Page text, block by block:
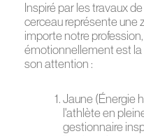
Inspiré par les travaux
cerceau représente une
importe notre
émotionnellement est la
son attention :
Jaune (Énergie
l'athlète en
gestionnaire